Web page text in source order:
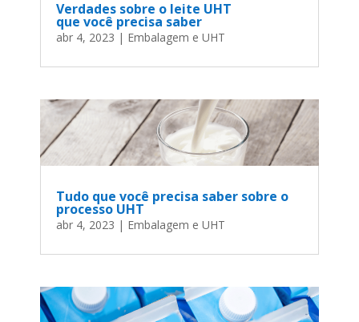
Verdades sobre o leite UHT
que você precisa saber
abr 4, 2023 | Embalagem e UHT
Tudo que você precisa saber sobre o
processo UHT
abr 4, 2023 | Embalagem e UHT